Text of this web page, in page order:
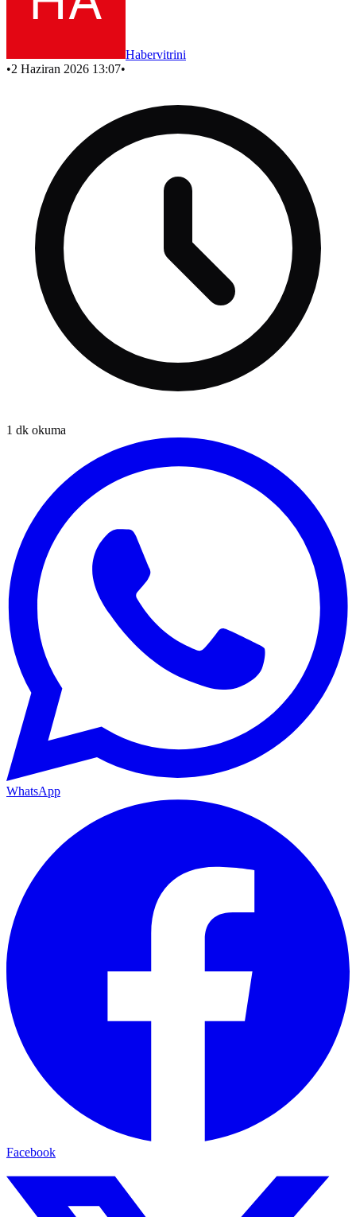
Habervitrini
•2 Haziran 2026 13:07•
1 dk okuma
WhatsApp
Facebook